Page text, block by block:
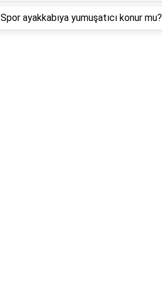
Spor ayakkabıya yumuşatıcı konur mu?